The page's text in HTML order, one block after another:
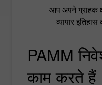
आप अपने ग्राहक
व्यापार
PAMM
काम करते हैं